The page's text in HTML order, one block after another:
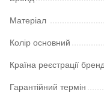
Матеріал
Колір основний
Країна реєстрації
Гарантійний термін